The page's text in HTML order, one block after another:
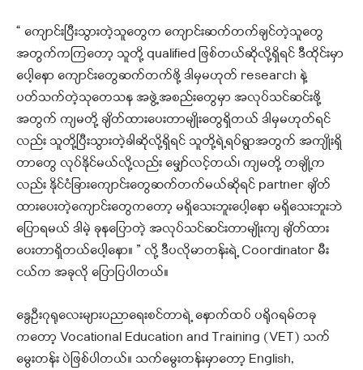
“ ကျောင်းပြီးသွားတဲ့သူတွေက ကျောင်းဆက်တက်ချင်တဲ့သူတွေ
အတွက်ကကြတော့ သူတို့ qualified ဖြစ်တယ်ဆိုလို့ရှိရင် ဒီထိုင်းမှာ
ပေါ့နော ကျောင်းတွေဆက်တက်ဖို့ ဒါမှမဟုတ် research နဲ့
ပတ်သက်တဲ့သုတေသန အဖွဲ့အစည်းတွေမှာ အလုပ်သင်ဆင်းဖို့
အတွက် ကျမတို့ ချိတ်ထားပေးတာမျိုးတွေရှိတယ် ဒါမှမဟုတ်ရင်
လည်း သူတို့ပြီးသွားတဲ့ခါဆိုလို့ရှိရင် သူတို့ရဲ့ရပ်ရွာအတွက် အကျိုးရှိ
တာတွေ လုပ်နိုင်မယ်လို့လည်း မျှော်လင့်တယ်၊ ကျမတို့ တချို့က
လည်း နိုင်ငံခြားကျောင်းတွေဆက်တက်မယ်ဆိုရင် partner ချိတ်
ထားပေးတဲ့ကျောင်းတွေကတော့ မရှိသေးဘူးပေါ့နော မရှိသေးဘူးဘဲ
ပြောရမယ် ဒါမဲ့ ခုနပြောတဲ့ အလုပ်သင်ဆင်းတာမျိုးကျ ချိတ်ထား
ပေးတာရှိတယ်ပေါ့နော။ ” လို့ ဒီပလိုမာတန်းရဲ့ Coordinator မီး
ငယ်က အခုလို ပြောပြပါတယ်။
နွေဦးဂုရုလေးများပညာရေးစင်တာရဲ့ နောက်ထပ် ပရိုဂရမ်တခု
ကတော့ Vocational Education and Training (VET) သက်
မွေးတန်း ပဲဖြစ်ပါတယ်။ သက်မွေးတန်းမှာတော့ English,